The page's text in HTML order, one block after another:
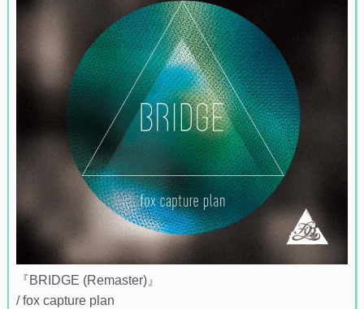
『BRIDGE (Remaster)』
/ fox capture plan